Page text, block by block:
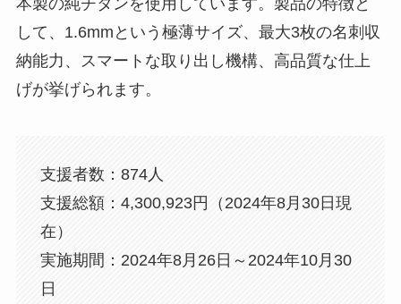
本製の純チタンを使用しています。製品の特徴と
して、1.6mmという極薄サイズ、最大3枚の名刺収
納能力、スマートな取り出し機構、高品質な仕上
げが挙げられます。
支援者数：874人
支援総額：4,300,923円（2024年8月30日現
在）
実施期間：2024年8月26日～2024年10月30
日